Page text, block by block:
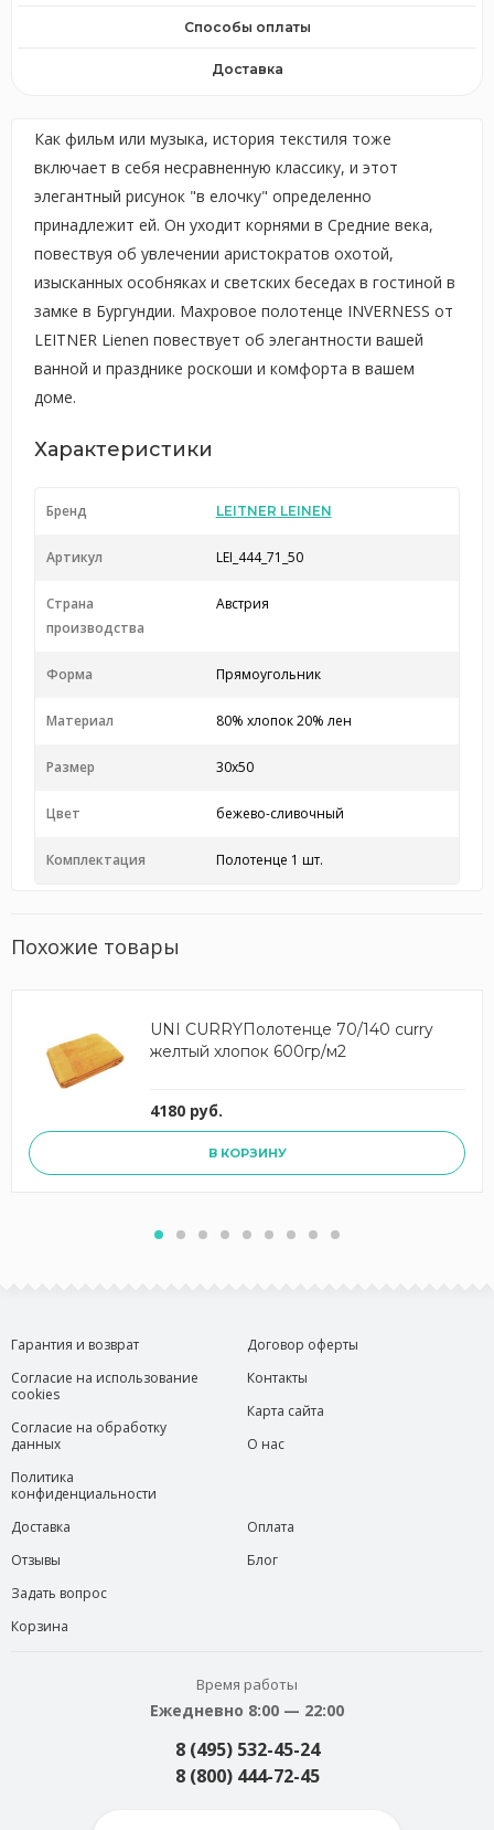
Способы оплаты
Доставка
Как фильм или музыка, история текстиля тоже
включает в себя несравненную классику, и этот
элегантный рисунок "в елочку" определенно
принадлежит ей. Он уходит корнями в Средние века,
повествуя об увлечении аристократов охотой,
изысканных особняках и светских беседах в гостиной в
замке в Бургундии. Махровое полотенце INVERNESS от
LEITNER Lienen повествует об элегантности вашей
ванной и празднике роскоши и комфорта в вашем
доме.
Характеристики
Бренд LEITNER LEINEN
Артикул LEI_444_71_50
Страна
производства
Австрия
Форма Прямоугольник
Материал 80% хлопок 20% лен
Размер 30x50
Цвет бежево-сливочный
Комплектация Полотенце 1 шт.
Похожие товары
UNI CURRYПолотенце 70/140 curry
желтый хлопок 600гр/м2
4180 руб.
В КОРЗИНУ
Гарантия и возврат
Согласие на использование
cookies
Согласие на обработку
данных
Политика
конфиденциальности
Договор оферты
Контакты
Карта сайта
О нас
Доставка
Отзывы
Задать вопрос
Корзина
Оплата
Блог
Время работы
Ежедневно 8:00 — 22:00
8 (495) 532-45-24
8 (800) 444-72-45